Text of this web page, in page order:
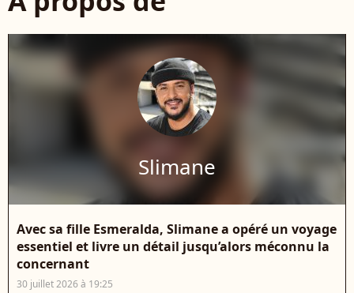
Slimane
Avec sa fille Esmeralda, Slimane a opéré un voyage
essentiel et livre un détail jusqu’alors méconnu la
concernant
30 juillet 2026 à 19:25